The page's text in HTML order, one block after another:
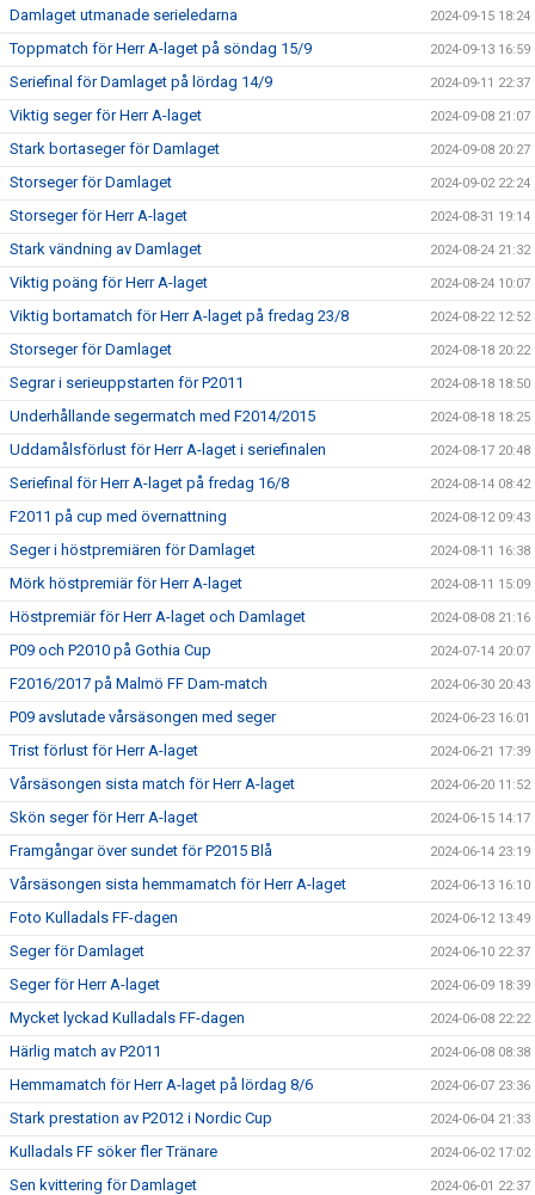
Damlaget utmanade serieledarna 2024-09-15 18:24
Toppmatch för Herr A-laget på söndag 15/9 2024-09-13 16:59
Seriefinal för Damlaget på lördag 14/9 2024-09-11 22:37
Viktig seger för Herr A-laget 2024-09-08 21:07
Stark bortaseger för Damlaget 2024-09-08 20:27
Storseger för Damlaget 2024-09-02 22:24
Storseger för Herr A-laget 2024-08-31 19:14
Stark vändning av Damlaget 2024-08-24 21:32
Viktig poäng för Herr A-laget 2024-08-24 10:07
Viktig bortamatch för Herr A-laget på fredag 23/8 2024-08-22 12:52
Storseger för Damlaget 2024-08-18 20:22
Segrar i serieuppstarten för P2011 2024-08-18 18:50
Underhållande segermatch med F2014/2015 2024-08-18 18:25
Uddamålsförlust för Herr A-laget i seriefinalen 2024-08-17 20:48
Seriefinal för Herr A-laget på fredag 16/8 2024-08-14 08:42
F2011 på cup med övernattning 2024-08-12 09:43
Seger i höstpremiären för Damlaget 2024-08-11 16:38
Mörk höstpremiär för Herr A-laget 2024-08-11 15:09
Höstpremiär för Herr A-laget och Damlaget 2024-08-08 21:16
P09 och P2010 på Gothia Cup 2024-07-14 20:07
F2016/2017 på Malmö FF Dam-match 2024-06-30 20:43
P09 avslutade vårsäsongen med seger 2024-06-23 16:01
Trist förlust för Herr A-laget 2024-06-21 17:39
Vårsäsongen sista match för Herr A-laget 2024-06-20 11:52
Skön seger för Herr A-laget 2024-06-15 14:17
Framgångar över sundet för P2015 Blå 2024-06-14 23:19
Vårsäsongen sista hemmamatch för Herr A-laget 2024-06-13 16:10
Foto Kulladals FF-dagen 2024-06-12 13:49
Seger för Damlaget 2024-06-10 22:37
Seger för Herr A-laget 2024-06-09 18:39
Mycket lyckad Kulladals FF-dagen 2024-06-08 22:22
Härlig match av P2011 2024-06-08 08:38
Hemmamatch för Herr A-laget på lördag 8/6 2024-06-07 23:36
Stark prestation av P2012 i Nordic Cup 2024-06-04 21:33
Kulladals FF söker fler Tränare 2024-06-02 17:02
Sen kvittering för Damlaget 2024-06-01 22:37